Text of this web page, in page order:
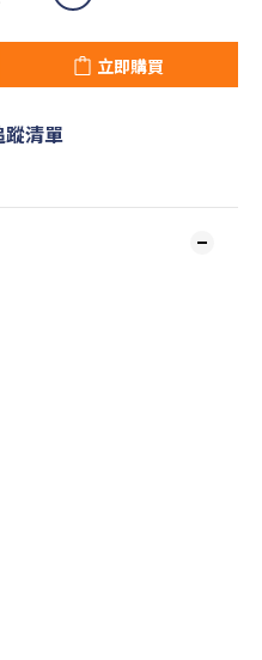
立即購買
蹤清單